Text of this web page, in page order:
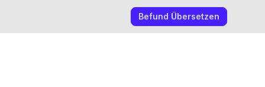
Befund Übersetzen